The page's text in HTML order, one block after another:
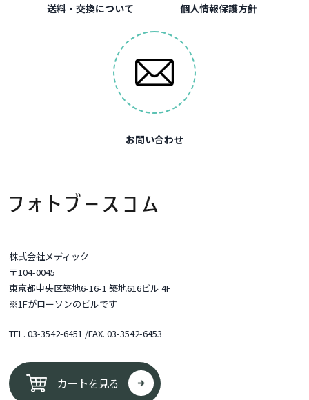
送料・交換について
個人情報保護方針
お問い合わせ
株式会社メディック
〒104-0045
東京都中央区築地6-16-1 築地616ビル 4F
※1Fがローソンのビルです
TEL.03-3542-6451 /FAX. 03-3542-6453
カートを見る